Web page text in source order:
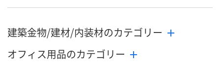
建築金物/建材/内装材のカテゴリー
オフィス用品のカテゴリー